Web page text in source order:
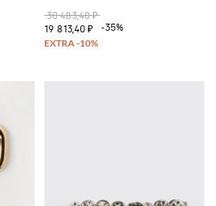
30 483,40 ₽
19 813,40 ₽
-35%